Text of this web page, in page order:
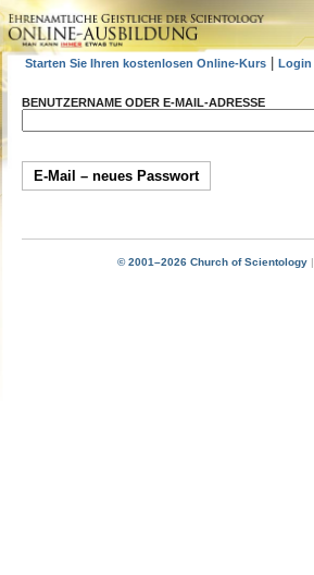
Starten Sie Ihren kostenlosen Online-Kurs Login
BENUTZERNAME ODER E-MAIL-ADRESSE
© 2001–2026 Church of Scientology |